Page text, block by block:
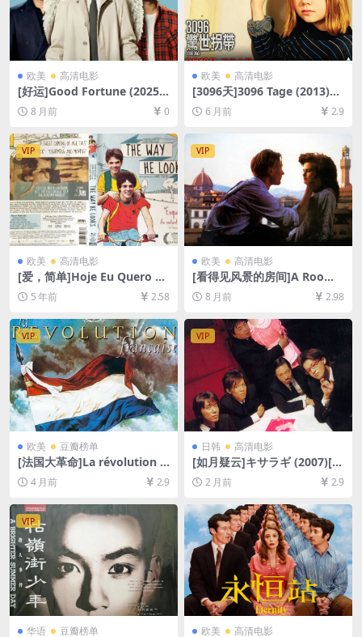
欧美 高清电影
[好运]Good Fortune (2025)
[百度网盘+夸克网盘1080P超
清未删减资源][网盘在线播放/
下载][MP4/6.6GB][中文字幕]
8 月前 0
欧美 高清电影
[3096天]3096 Tage (2013)
[百度网盘+夸克网盘1080P超
清未删减资源][网盘在线播放/
下载][MP4/7GB][中文字幕]
6 月前 2.9
VIP
欧美 高清电影
[爱，简单]Hoje Eu Quero Vo
ltar Sozinho (2014)[百度网
盘+迅雷云盘资源1080P超清
未删减][MP4/6.0GB][中英字
幕]
5 年前 2.58
VIP
欧美 高清电影
[看得见风景的房间]A Room
with a View (1985)[百度网盘
+夸克网盘1080P超清未删减
资源][网盘在线播放/下载][MP
4/8.3GB][中英字幕]
8 月前 2.98
VIP
欧美 豆瓣榜单
[法国大革命]La révolution fr
ançaise (1989)[百度网盘+夸
克网盘1080P超清未删减资源]
GB][中文字幕]
4 月前 2.9
VIP
日韩 高清电影
[如月疑云]キサラギ (2007)[百
度网盘+夸克网盘1080P超清
未删减资源][网盘在线播放/下
2 月前 2.9
VIP
华语 豆瓣榜单 欧美 高清电影